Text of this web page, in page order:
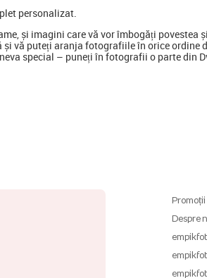
personalizat.
și imagini care vă vor îmbogăți povestea
vă puteți aranja fotografiile în orice ordine
special – puneți în fotografii o parte din
Promoții
Despre